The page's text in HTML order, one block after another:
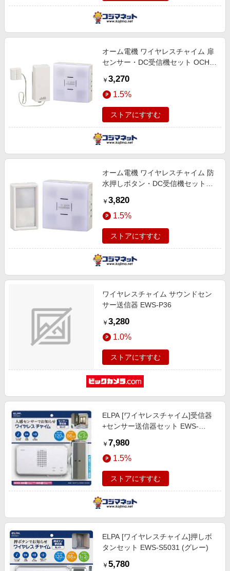
オーム電機 ワイヤレスチャイム 扉
センサー・DC受信機セット OCH-
￥ 3,270
1.5%
ストアにすすむ
オーム電機 ワイヤレスチャイム 防
水押しボタン・DC受信機セット
￥ 3,820
1.5%
ストアにすすむ
ワイヤレスチャイム サウンドセン
サー送信器 EWS-P36
￥ 3,280
1.0%
ストアにすすむ
ELPA [ワイヤレスチャイム]受信器
+センサー送信器セット EWS-
￥ 7,980
1.5%
ストアにすすむ
ELPA [ワイヤレスチャイム]押しボ
タンセット EWS-S5031 (グレー)
￥ 5,780